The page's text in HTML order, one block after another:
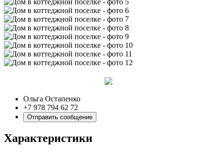
Ольга Остапенко
+7 978 794 62 72
Отправить сообщение
Характеристики